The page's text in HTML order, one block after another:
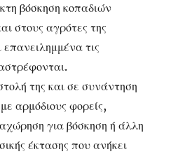
βόσκηση κοπαδιών
στους αγρότες της
τις
της και σε συνάντηση
αρμόδιους φορείς,
για βόσκηση ή άλλη
έκτασης που ανήκει